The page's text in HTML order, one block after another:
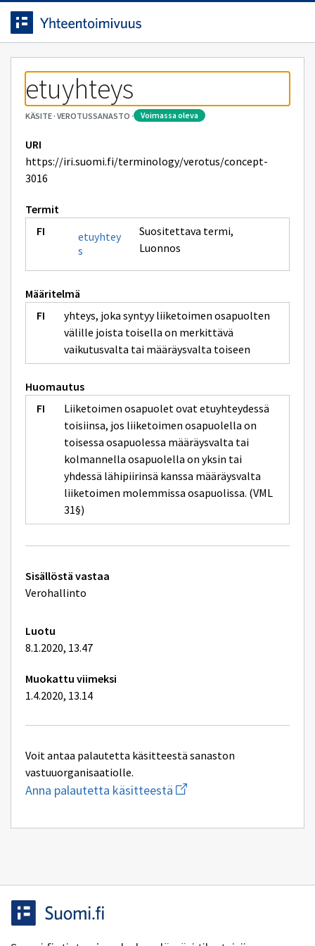
Siirrytty
sivulle
Siirry suoraan sisältöön.
etuyhteys
KÄSITE· VEROTUSSANASTO · voimassa oleva
URI
https://iri.suomi.fi/terminology/verotus/concept-
3016
Termit
etuyhtey
s
Suositettava termi,
Luonnos
Määritelmä
yhteys, joka syntyy liiketoimen osapuolten
välille joista toisella on merkittävä
vaikutusvalta tai määräysvalta toiseen
Huomautus
Liiketoimen osapuolet ovat etuyhteydessä
toisiinsa, jos liiketoimen osapuolella on
toisessa osapuolessa määräysvalta tai
kolmannella osapuolella on yksin tai
yhdessä lähipiirinsä kanssa määräysvalta
liiketoimen molemmissa osapuolissa. (VML
31§)
Tekniset
lisätiedot
Sisällöstä vastaa
Verohallinto
Luotu
8.1.2020, 13.47
Muokattu viimeksi
1.4.2020, 13.14
Voit antaa palautetta käsitteestä sanaston
vastuuorganisaatiolle.
Anna palautetta käsitteestä Aloita
uuden
kirjoitus